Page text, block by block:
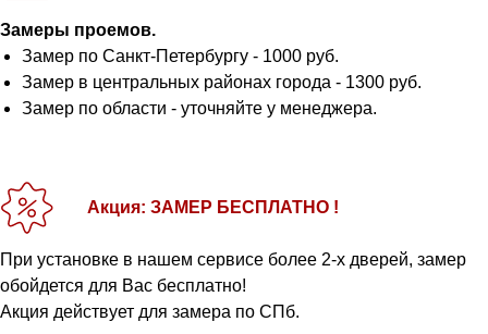
Замеры проемов.
Замер по Санкт-Петербургу - 1000 руб.
Замер в центральных районах города - 1300 руб.
Замер по области - уточняйте у менеджера.
Акция: ЗАМЕР БЕСПЛАТНО !
При установке в нашем сервисе более 2-х дверей, замер
обойдется для Вас бесплатно!
Акция действует для замера по СПб.